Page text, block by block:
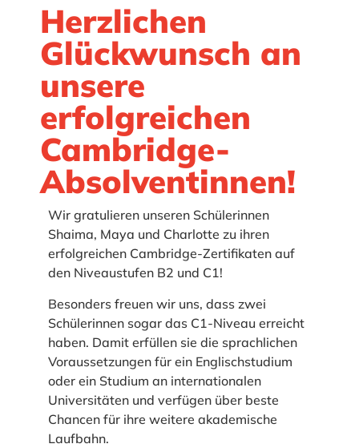
Herzlichen
Glückwunsch an
unsere
erfolgreichen
Cambridge-
Absolventinnen!
Wir gratulieren unseren Schülerinnen
Shaima, Maya und Charlotte zu ihren
erfolgreichen Cambridge-Zertifikaten auf
den Niveaustufen B2 und C1!
Besonders freuen wir uns, dass zwei
Schülerinnen sogar das C1-Niveau erreicht
haben. Damit erfüllen sie die sprachlichen
Voraussetzungen für ein Englischstudium
oder ein Studium an internationalen
Universitäten und verfügen über beste
Chancen für ihre weitere akademische
Laufbahn.